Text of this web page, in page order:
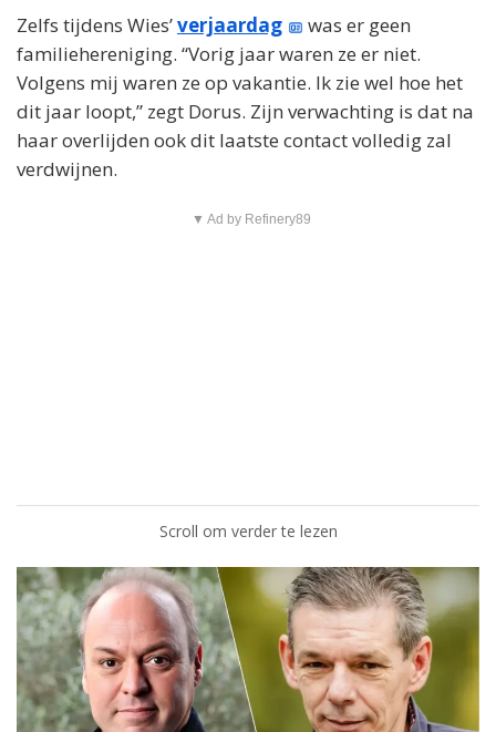
Zelfs tijdens Wies’verjaardag
was er geen
familiehereniging. “Vorig jaar waren ze er niet.
Volgens mij waren ze op vakantie. Ik zie wel hoe het
dit jaar loopt,” zegt Dorus. Zijn verwachting is dat na
haar overlijden ook dit laatste contact volledig zal
verdwijnen.
▼ Ad by Refinery89
Scroll om verder te lezen